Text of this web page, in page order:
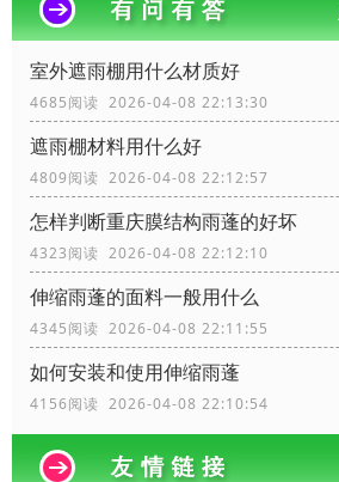
室外遮雨棚用什么材质好
4685阅读 2026-04-08 22:13:30
遮雨棚材料用什么好
4809阅读 2026-04-08 22:12:57
怎样判断重庆膜结构雨蓬的好坏
4323阅读 2026-04-08 22:12:10
伸缩雨蓬的面料一般用什么
4345阅读 2026-04-08 22:11:55
如何安装和使用伸缩雨蓬
4156阅读 2026-04-08 22:10:54